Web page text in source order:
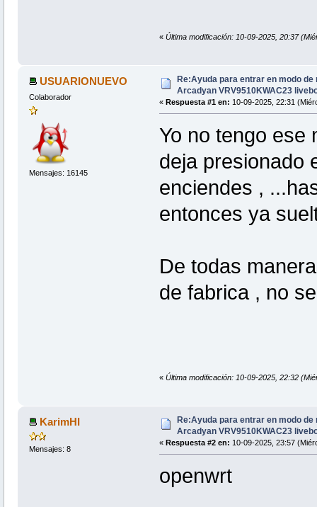
« Última modificación: 10-09-2025, 20:37
USUARIONUEVO
Colaborador
Mensajes: 16145
Re:Ayuda para entrar en modo
Arcadyan VRV9510KWAC23
« Respuesta #1 en: 10-09-2025, 22:31
Yo no tengo ese
deja presionado
enciendes ,
entonces ya
De todas
de fabrica , no
« Última modificación: 10-09-2025, 22:32
KarimHI
Mensajes: 8
Re:Ayuda para entrar en modo
Arcadyan VRV9510KWAC23
« Respuesta #2 en: 10-09-2025, 23:57
openwrt